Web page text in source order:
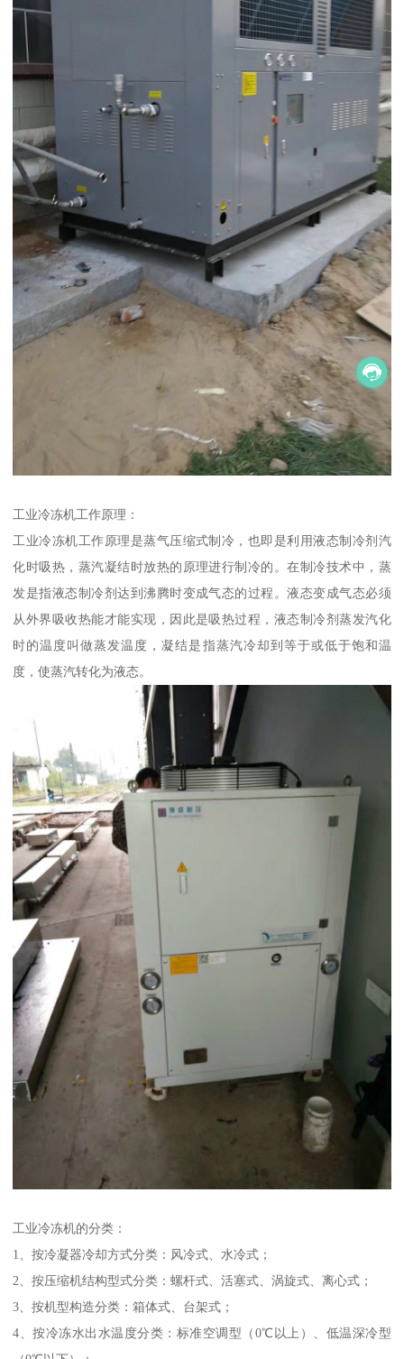
工业冷冻机工作原理：
工业冷冻机工作原理是蒸气压缩式制冷，也即是利用液态制冷剂汽
化时吸热，蒸汽凝结时放热的原理进行制冷的。在制冷技术中，蒸
发是指液态制冷剂达到沸腾时变成气态的过程。液态变成气态必须
从外界吸收热能才能实现，因此是吸热过程，液态制冷剂蒸发汽化
时的温度叫做蒸发温度，凝结是指蒸汽冷却到等于或低于饱和温
度，使蒸汽转化为液态。
工业冷冻机的分类：
1、按冷凝器冷却方式分类：风冷式、水冷式；
2、按压缩机结构型式分类：螺杆式、活塞式、涡旋式、离心式；
3、按机型构造分类：箱体式、台架式；
4、按冷冻水出水温度分类：标准空调型（0℃以上）、低温深冷型